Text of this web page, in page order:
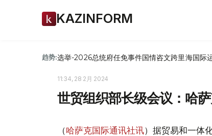
KAZINFORM
趋势:选举-2026总统府任免事件国情咨文跨里海国际
11:34, 28 2月 2024
世贸组织部长级会议：哈
（哈萨克国际通讯社讯）据贸易和一体